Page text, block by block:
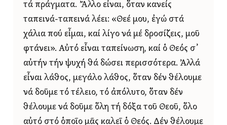
τά πράγματα. Ἄλλο εἶναι, ὅταν κανείς
ταπεινά-ταπεινά λέει: «Θεέ μου, ἐγώ στά
χάλια πού εἶμαι, καί λίγο νά μέ δροσίζεις, μοῦ
φτάνει». Αὐτό εἶναι ταπείνωση, καί ὁ Θεός σ᾿
αὐτήν τήν ψυχή θά δώσει περισσότερα. Ἀλλά
εἶναι λάθος, μεγάλο λάθος, ὅταν δέν θέλουμε
νά δοῦμε τό τέλειο, τό ἀπόλυτο, ὅταν δέν
θέλουμε νά δοῦμε ὅλη τή δόξα τοῦ Θεοῦ, ὅλο
αὐτό στό ὁποῖο μᾶς καλεῖ ὁ Θεός. Δέν θέλουμε